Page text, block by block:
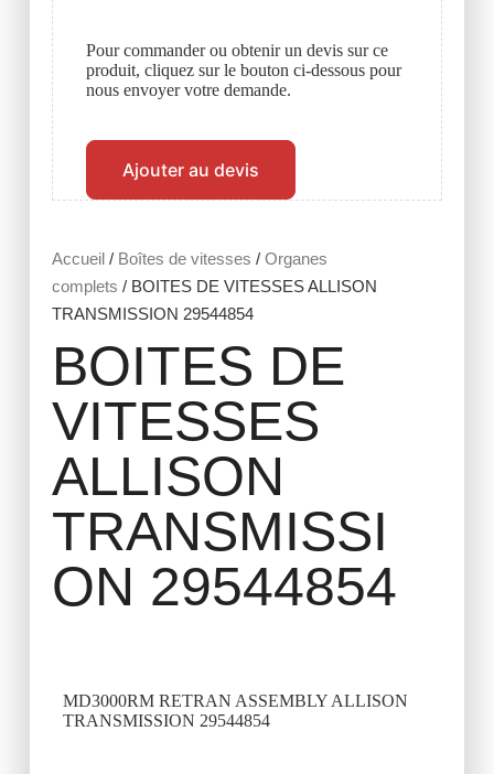
Accueil/ Boîtes de vitesses / Organes
complets / BOITES DE VITESSES ALLISON
TRANSMISSION 29544854
BOITES DE
VITESSES
ALLISON
TRANSMISSI
ON 29544854
MD3000RM RETRAN ASSEMBLY ALLISON
TRANSMISSION 29544854
Pour commander ou obtenir un devis sur ce
produit, cliquez sur le bouton ci-dessous pour
nous envoyer votre demande.
Ajouter au devis